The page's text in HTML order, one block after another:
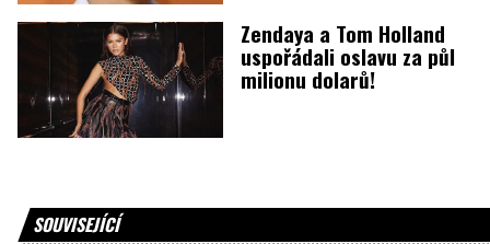
Zendaya a Tom Holland
uspořádali oslavu za půl
milionu dolarů!
SOUVISEJÍCÍ